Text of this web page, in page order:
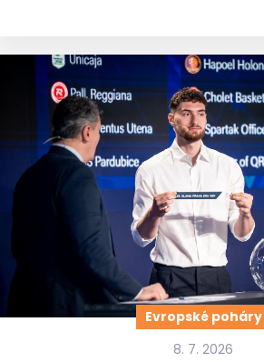
Evropské poháry
8. 7. 2026